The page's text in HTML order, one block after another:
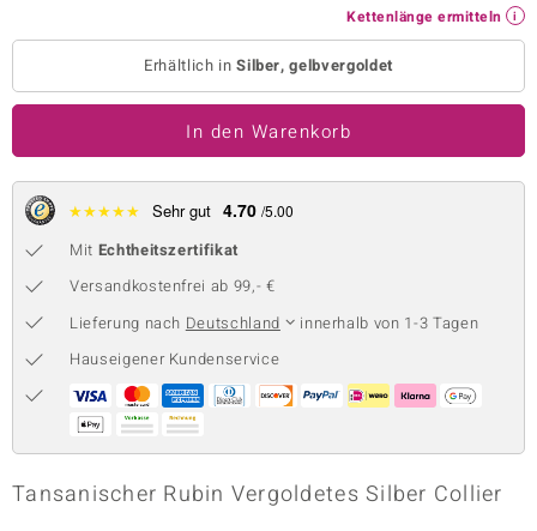
Collection
BY DE MELO
Classics
Kettenlänge ermitteln
Erhältlich inSilber, gelbvergoldet
In den Warenkorb
★★★★★ Sehr gut 4.70 /5.00
Mit Echtheitszertifikat
Versandkostenfrei ab 99,- €
Lieferung nach Deutschland
innerhalb von 1-3 Tagen
Hauseigener Kundenservice
Tansanischer Rubin Vergoldetes Silber Collier